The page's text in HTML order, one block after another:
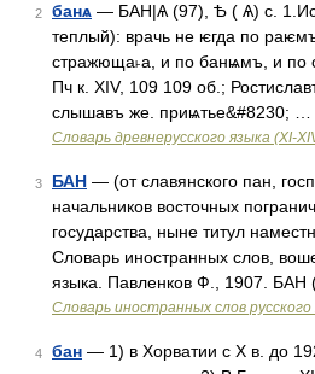
2 банѧ — БАН|Ѧ (97), Ѣ ( Ѧ) с.
теплый): врачь не ѥгда по
стражюща˫а, и по банѩмъ, и по
Пч к. XIV, 109 109 об.;
слышавъ же. приѩтье&#8230; …
Словарь древнерусского языка (XI-
3 БАН — (от славянского пан,
начальников восточных
государства, ныне титул
Словарь иностранных слов,
языка. Павленков Ф., 1907. БАН
Словарь иностранных слов русского
4 бан — 1) в Хорватии с X в. до